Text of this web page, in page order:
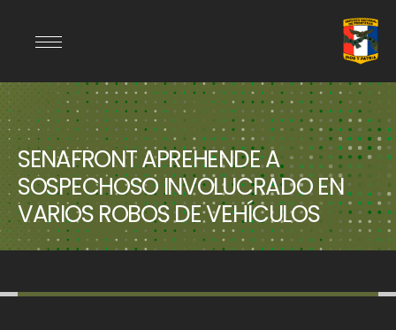
SENAFRONT APREHENDE A
SOSPECHOSO INVOLUCRADO EN
VARIOS ROBOS DE VEHÍCULOS